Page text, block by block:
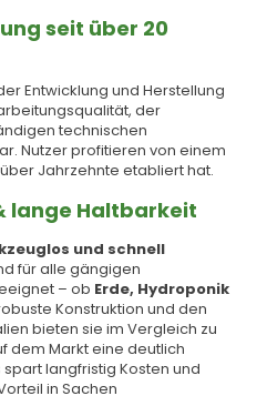
seit über 20
Entwicklung und Herstellung
der
technischen
Nutzer profitieren von einem
Jahrzehnte etabliert hat.
lange Haltbarkeit
und schnell
für alle gängigen
– ob Erde, Hydroponik
Konstruktion und den
bieten sie im Vergleich zu
dem Markt eine deutlich
spart langfristig Kosten und
in Sachen